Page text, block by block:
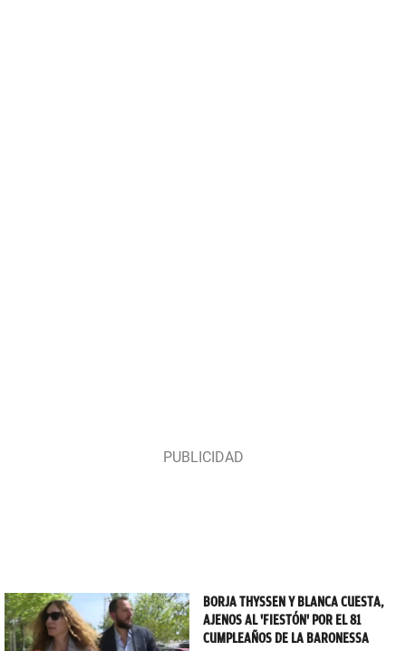
BORJA THYSSEN Y BLANCA CUESTA,
AJENOS AL 'FIESTÓN' POR EL 81
CUMPLEAÑOS DE LA BARONESSA